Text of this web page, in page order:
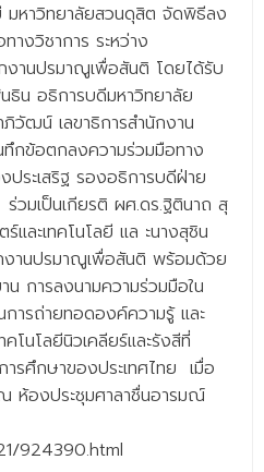
มหาวิทยาลัยสวนดุสิต จัดพิธีลง
างวิชาการ ระหว่าง
านปรมาณูเพื่อสันติ โดยได้รับ
ธิน อธิการบดีมหาวิทยาลัย
วัฒน์ เลขาธิการสำนักงาน
กข้อตกลงความร่วมมือทาง
ระเสริฐ รองอธิการบดีฝ่าย
วมเป็นเกียรติ ผศ.ดร.ฐิตินาถ สุ
ละเทคโนโลยี แล ะนางสุชิน
งานปรมาณูเพื่อสันติ พร้อมด้วย
การลงนามความร่วมมือใน
ารถ่ายทอดองค์ความรู้ และ
โนโลยีนิวเคลียร์และรังสีที่
รศึกษาของประเทศไทย เมื่อ
ห้องประชุมศาลาชื่นอารมณ์
924390.html